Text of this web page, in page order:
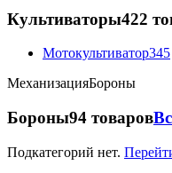
Культиваторы422
Мотокультиватор345
МеханизацияБороны
Бороны94 товаров
Подкатегорий нет.